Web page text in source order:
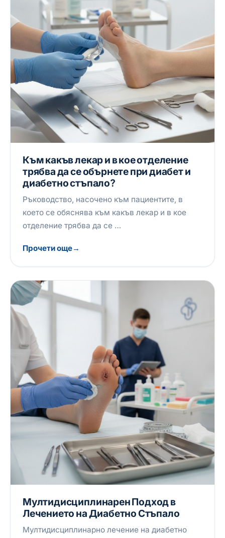
Към какъв лекар и в кое отделение
трябва да се обърнете при диабет и
диабетно стъпало?
Ръководство, насочено към пациентите, в
което се обяснява към какъв лекар и в кое
отделение трябва да се …
Прочети още
Мултидисциплинарен Подход в
Лечението на Диабетно Стъпало
Мултидисциплинарно лечение на диабетно